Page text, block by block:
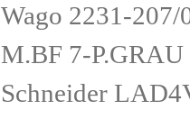
Wago 2231-
M.BF 7-P.GRAU
Schneider